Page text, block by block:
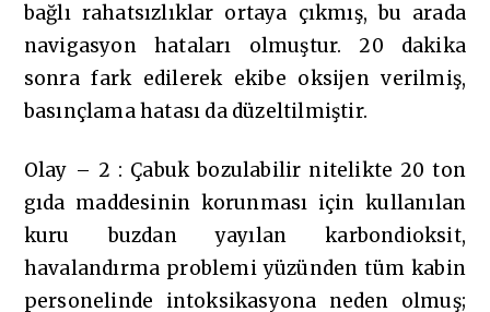
bağlı rahatsızlıklar ortaya çıkmış, bu arada
navigasyon hataları olmuştur. 20 dakika
sonra fark edilerek ekibe oksijen verilmiş,
basınçlama hatası da düzeltilmiştir.
Olay – 2 : Çabuk bozulabilir nitelikte 20 ton
gıda maddesinin korunması için kullanılan
kuru buzdan yayılan karbondioksit,
havalandırma problemi yüzünden tüm kabin
personelinde intoksikasyona neden olmuş;